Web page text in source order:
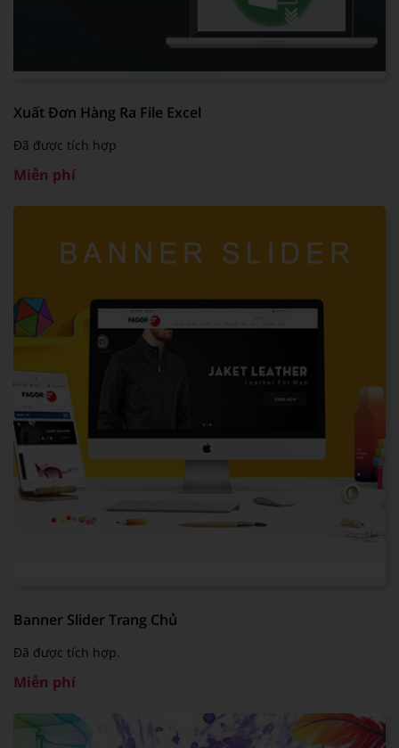
Xuất Đơn Hàng Ra File Excel
Đã được tích hợp
Miễn phí
Banner Slider Trang Chủ
Đã được tích hợp.
Miễn phí